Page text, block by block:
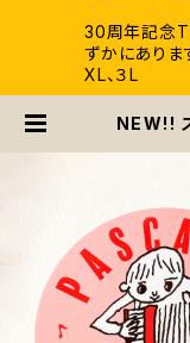
30周年記念T
ずかにありま
XL、３L
NEW!!